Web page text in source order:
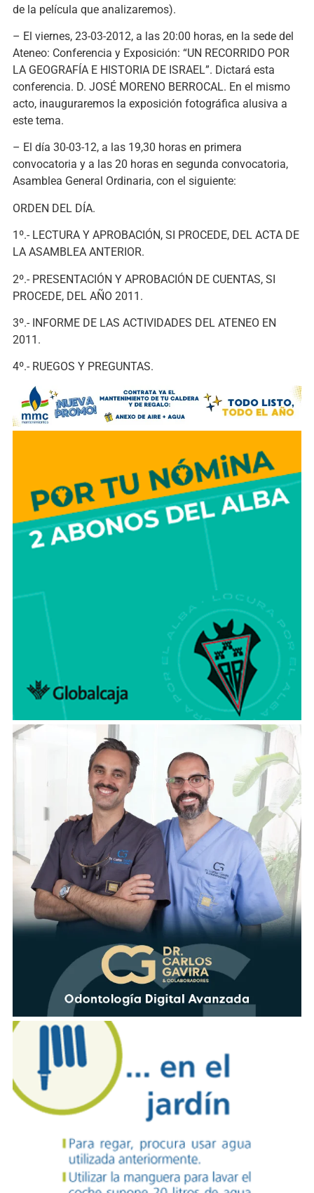
de la película que analizaremos).
– El viernes, 23-03-2012, a las 20:00 horas, en la sede del
Ateneo: Conferencia y Exposición: “UN RECORRIDO POR
LA GEOGRAFÍA E HISTORIA DE ISRAEL”. Dictará esta
conferencia. D. JOSÉ MORENO BERROCAL. En el mismo
acto, inauguraremos la exposición fotográfica alusiva a
este tema.
– El día 30-03-12, a las 19,30 horas en primera
convocatoria y a las 20 horas en segunda convocatoria,
Asamblea General Ordinaria, con el siguiente:
ORDEN DEL DÍA.
1º.- LECTURA Y APROBACIÓN, SI PROCEDE, DEL ACTA DE
LA ASAMBLEA ANTERIOR.
2º.- PRESENTACIÓN Y APROBACIÓN DE CUENTAS, SI
PROCEDE, DEL AÑO 2011.
3º.- INFORME DE LAS ACTIVIDADES DEL ATENEO EN
2011.
4º.- RUEGOS Y PREGUNTAS.